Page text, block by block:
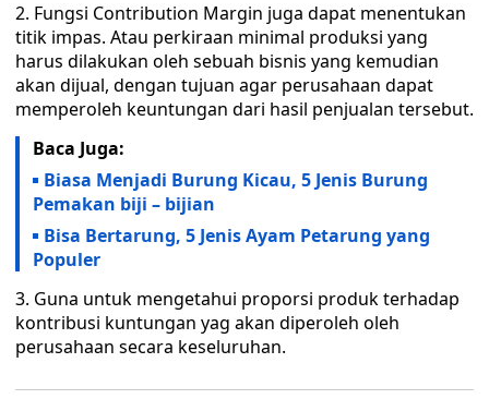
2. Fungsi Contribution Margin juga dapat menentukan
titik impas. Atau perkiraan minimal produksi yang
harus dilakukan oleh sebuah bisnis yang kemudian
akan dijual, dengan tujuan agar perusahaan dapat
memperoleh keuntungan dari hasil penjualan tersebut.
Baca Juga:
Biasa Menjadi Burung Kicau, 5 Jenis Burung
Pemakan biji – bijian
Bisa Bertarung, 5 Jenis Ayam Petarung yang
Populer
3. Guna untuk mengetahui proporsi produk terhadap
kontribusi kuntungan yag akan diperoleh oleh
perusahaan secara keseluruhan.